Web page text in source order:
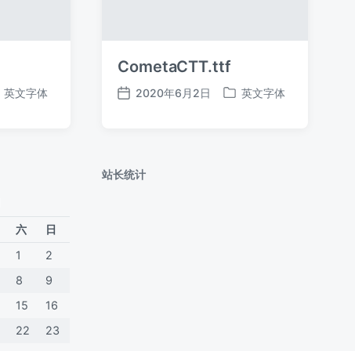
英文字体
CometaCTT.ttf
发
2020年6月2日
发
英文字体
六
日
1
2
8
9
15
16
22
23
站长统计